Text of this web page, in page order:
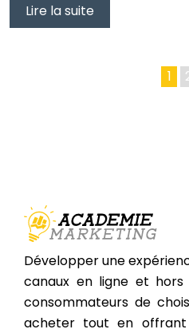
Lire la suite
1
Développer une
canaux en ligne et
consommateurs de
acheter tout en offrant